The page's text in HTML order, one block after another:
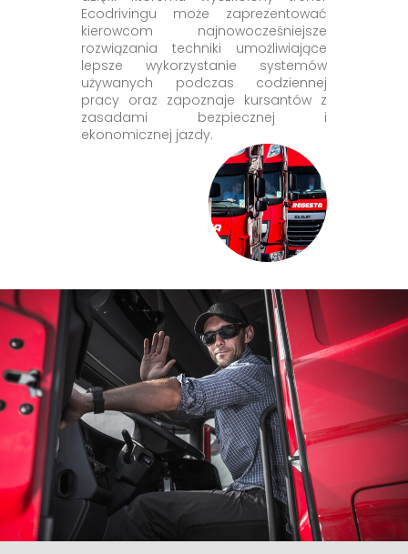
Ecodrivingu może zaprezentować
kierowcom najnowocześniejsze
rozwiązania techniki umożliwiające
lepsze wykorzystanie systemów
używanych podczas codziennej
pracy oraz zapoznaje kursantów z
zasadami bezpiecznej i
ekonomicznej jazdy.